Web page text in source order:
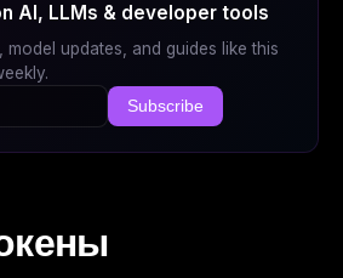
AI, LLMs & developer tools
model updates, and guides like this
Subscribe